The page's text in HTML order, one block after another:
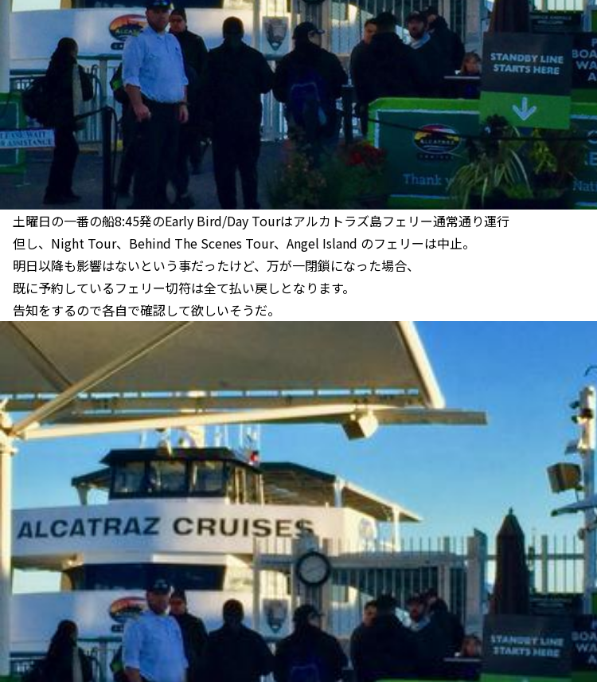
土曜日の一番の船8:45発のEarly Bird/Day Tourはアルカトラズ島フェリー通常通り運行
但し、Night Tour、Behind The Scenes Tour、Angel Island のフェリーは中止。
明日以降も影響はないという事だったけど、万が一閉鎖になった場合、
既に予約しているフェリー切符は全て払い戻しとなります。
告知をするので各自で確認して欲しいそうだ。